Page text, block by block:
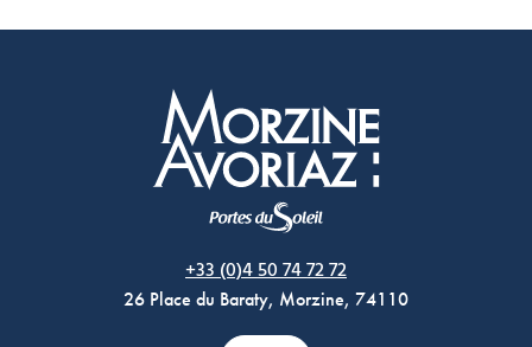
+33 (0)4 50 74 72 72
26 Place du Baraty, Morzine, 74110